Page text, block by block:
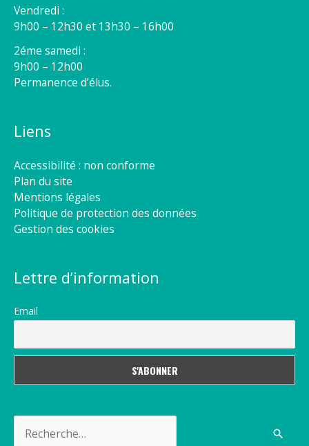
Vendredi :
9h00 – 12h30 et 13h30 – 16h00
2éme samedi :
9h00 – 12h00
Permanence d’élus.
Liens
Accessibilité : non conforme
Plan du site
Mentions légales
Politique de protection des données
Gestion des cookies
Lettre d’information
Email